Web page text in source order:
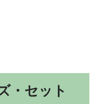
・セット